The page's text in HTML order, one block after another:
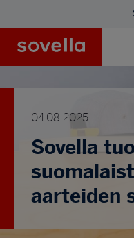
pääsisältöön
Sovella
04.08.2025
Sovella
aarteiden